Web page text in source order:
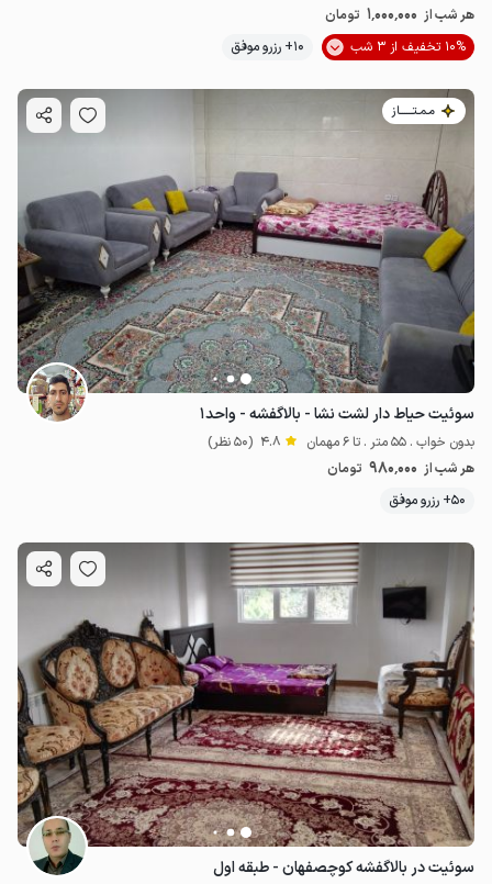
هر شب از 1٬000٬000 تومان
10% تخفیف از 3 شب
10+ رزرو موفق
مـمـتــــــاز
سوئیت حیاط دار لشت نشا - بالاگفشه - واحد۱
بدون خواب . 55 متر . تا 6 مهمان 4.8 (50 نظر)
هر شب از 980٬000 تومان
50+ رزرو موفق
سوئیت در بالاگفشه کوچصفهان - طبقه اول